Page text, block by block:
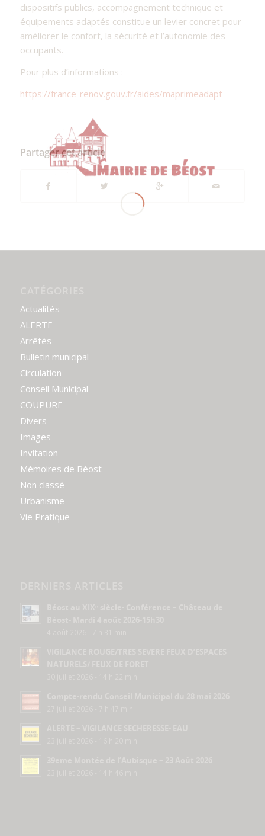
dispositifs publics, accompagnement technique et
équipements adaptés constitue un levier concret pour
améliorer le confort, la sécurité et l’autonomie des
occupants.
Pour plus d’informations :
https://france-renov.gouv.fr/aides/maprimeadapt
Partager cet article
Actualités
ALERTE
Arrêtés
Bulletin municipal
Circulation
Conseil Municipal
COUPURE
Divers
Images
Invitation
Mémoires de Béost
Non classé
Urbanisme
Vie Pratique